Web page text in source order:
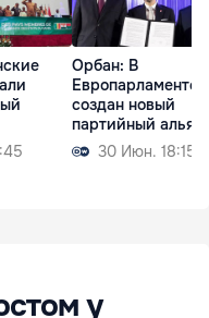
Орбан: В
Европарламенте
создан новый
партийный
30 Июн. 18:15
у